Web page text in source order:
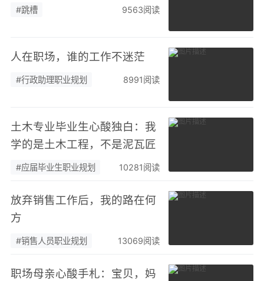
#跳槽 9563阅读
人在职场，谁的工作不迷茫
#行政助理职业规划 8991阅读
土木专业毕业生心酸独白：我
学的是土木工程，不是泥瓦匠
#应届毕业生职业规划 10281阅读
放弃销售工作后，我的路在何
方
#销售人员职业规划 13069阅读
职场母亲心酸手札：宝贝，妈